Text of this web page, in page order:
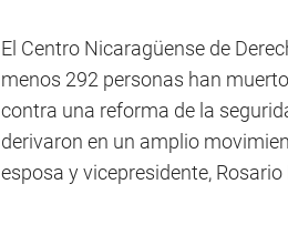
El Centro Nicaragüense de
menos 292 personas han
contra una reforma de la
derivaron en un amplio
esposa y vicepresidente,